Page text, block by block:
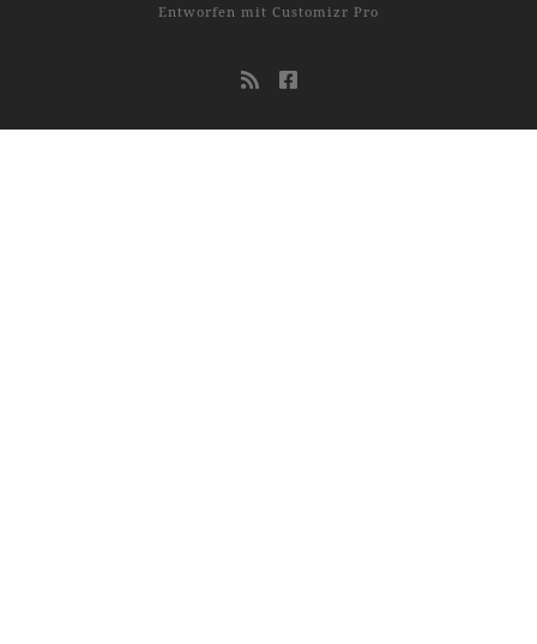
Entworfen mit Customizr Pro